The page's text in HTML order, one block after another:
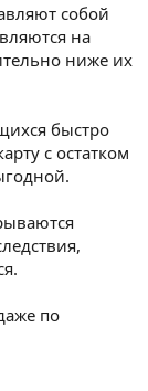
собой
на
ниже их
быстро
с остатком
по